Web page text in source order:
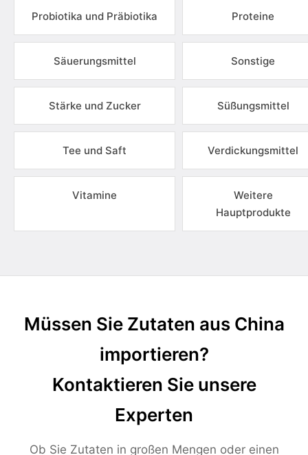
Probiotika und Präbiotika Proteine
Säuerungsmittel Sonstige
Stärke und Zucker Süßungsmittel
Tee und Saft Verdickungsmittel
Vitamine
Weitere
Hauptprodukte
Müssen Sie Zutaten aus China
importieren?
Kontaktieren Sie unsere
Experten
Ob Sie Zutaten in großen Mengen oder einen